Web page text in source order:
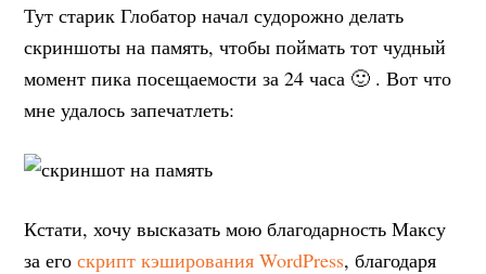
Тут старик Глобатор начал судорожно делать
скриншоты на память, чтобы поймать тот чудный
момент пика посещаемости за 24 часа 🙂 . Вот что
мне удалось запечатлеть:
Кстати, хочу высказать мою благодарность Максу
за егоскрипт кэширования WordPress, благодаря